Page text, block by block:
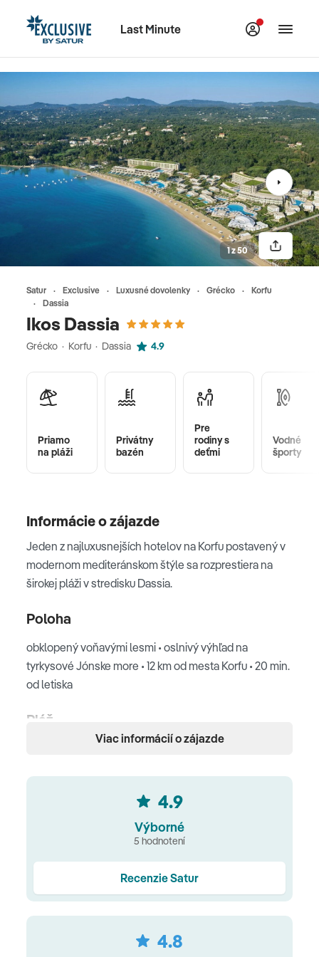
Last Minute
Satur Exclusive Luxusné dovolenky Grécko
Korfu
Dassia
Ikos Dassia
Grécko · Korfu · Dassia 4.9
1 z 50
Priamo
na pláži
Privátny
bazén
Pre
rodiny s
deťmi
Vodné
športy
Informácie o zájazde
Jeden z najluxusnejších hotelov na Korfu postavený v
modernom mediteránskom štýle sa rozprestiera na
širokej pláži v stredisku Dassia.
Poloha
obklopený voňavými lesmi • oslnivý výhľad na
tyrkysové Jónske more • 12 km od mesta Korfu • 20 min.
od letiska
Pláž
600 m dlhá piesočnatá pláž • slnečníky a ležadlá
servis na pláži
balkón alebo terasa • Wi‑Fi zdarma • Smart TV •
DVD/CD prehrávač • Nespresso kávovar • servis na
prípravu kávy a čaju • minibar/chladnička • elektronický
trezor • klimatizácia • sušič vlasov • župan a papučky
Viac informácií o zájazde
4.9
Výborné
5 hodnotení
Recenzie Satur
4.8